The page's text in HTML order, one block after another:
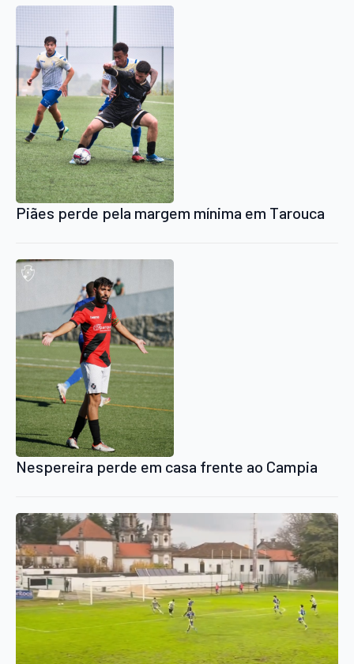
Piães perde pela margem mínima em Tarouca
Nespereira perde em casa frente ao Campia